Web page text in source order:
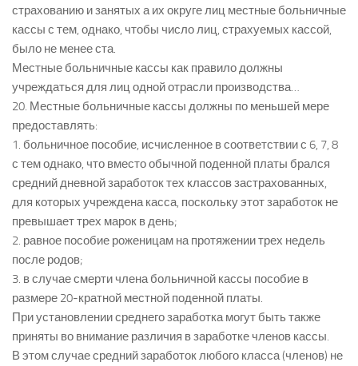
страхованию и занятых а их округе лиц местные больничные
кассы с тем, однако, чтобы число лиц, страхуемых кассой,
было не менее ста.
Местные больничные кассы как правило должны
учреждаться для лиц одной отрасли производства…
20. Местные больничные кассы должны по меньшей мере
предоставлять:
1. больничное пособие, исчисленное в соответствии с 6, 7, 8
с тем однако, что вместо обычной поденной платы брался
средний дневной заработок тех классов застрахованных,
для которых учреждена касса, поскольку этот заработок не
превышает трех марок в день;
2. равное пособие роженицам на протяжении трех недель
после родов;
3. в случае смерти члена больничной кассы пособие в
размере 20-кратной местной поденной платы.
При установлении среднего заработка могут быть также
приняты во внимание различия в заработке членов кассы.
В этом случае средний заработок любого класса (членов) не